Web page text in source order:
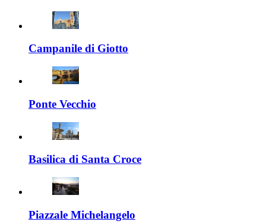
Campanile di Giotto
Ponte Vecchio
Basilica di Santa Croce
Piazzale Michelangelo